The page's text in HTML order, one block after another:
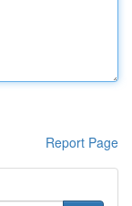
Report Page